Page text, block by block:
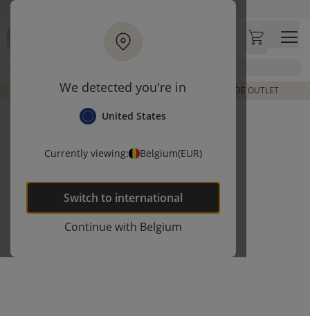
We detected you're in
United States
Currently viewing: Belgium(EUR)
Switch to international
Continue with Belgium
Ga naar hoofdinhoud
Klantbeoordelingen
DE LAATSTE ITEMS UIT VORIGE COLLECTIES | SHOP DE OUTLET